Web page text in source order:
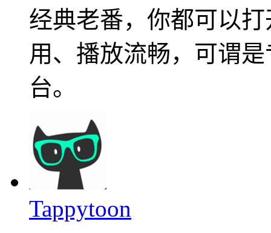
经典老番，你都可以
用、播放流畅，可谓
台。
Tappytoon